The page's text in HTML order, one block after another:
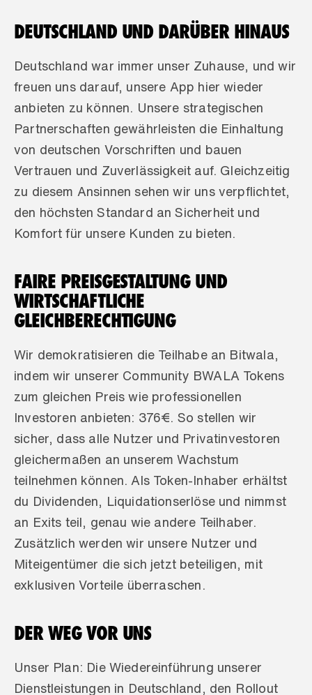
DEUTSCHLAND UND DARÜBER HINAUS
Deutschland war immer unser Zuhause, und wir
freuen uns darauf, unsere App hier wieder
anbieten zu können. Unsere strategischen
Partnerschaften gewährleisten die Einhaltung
von deutschen Vorschriften und bauen
Vertrauen und Zuverlässigkeit auf. Gleichzeitig
zu diesem Ansinnen sehen wir uns verpflichtet,
den höchsten Standard an Sicherheit und
Komfort für unsere Kunden zu bieten.
FAIRE PREISGESTALTUNG UND
WIRTSCHAFTLICHE
GLEICHBERECHTIGUNG
Wir demokratisieren die Teilhabe an Bitwala,
indem wir unserer Community BWALA Tokens
zum gleichen Preis wie professionellen
Investoren anbieten: 376€. So stellen wir
sicher, dass alle Nutzer und Privatinvestoren
gleichermaßen an unserem Wachstum
teilnehmen können. Als Token-Inhaber erhältst
du Dividenden, Liquidationserlöse und nimmst
an Exits teil, genau wie andere Teilhaber.
Zusätzlich werden wir unsere Nutzer und
Miteigentümer die sich jetzt beteiligen, mit
exklusiven Vorteile überraschen.
DER WEG VOR UNS
Unser Plan: Die Wiedereinführung unserer
Dienstleistungen in Deutschland, den Rollout